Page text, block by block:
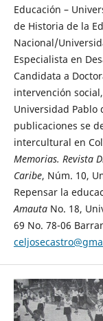
Educación –
de Historia de la
Nacional/
Especialista en
Candidata a
intervención social,
Universidad Pablo
publicaciones se
intercultural en
Memorias. Revista
Caribe, Núm. 10,
Repensar la
Amauta No. 18,
69 No. 78-06